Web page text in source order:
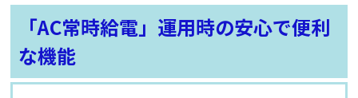
「AC常時給電」運用時の安心で便利
な機能